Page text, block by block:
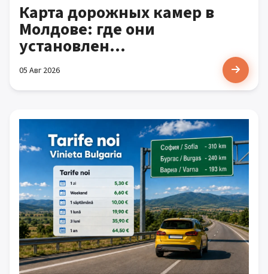
Карта дорожных камер в
Молдове: где они
установлен...
05 Авг 2026